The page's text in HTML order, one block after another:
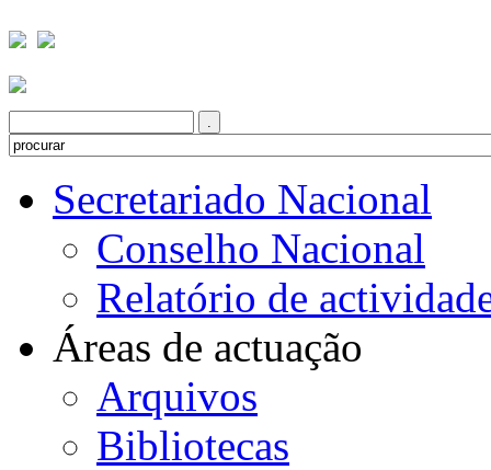
Secretariado Nacional
Conselho Nacional
Relatório de
Áreas de actuação
Arquivos
Bibliotecas